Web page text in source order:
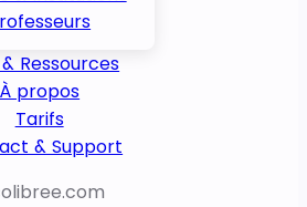
Ressources
À propos
Tarifs
& Support